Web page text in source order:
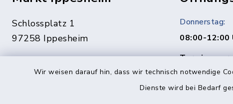
Wir weisen darauf hin, dass wir technisch notwendige
Dienste wird bei Bedarf
Schlossplatz 1
97258 Ippesheim
09339 1444
09339 1561
Donnerstag:
08:00-12:00
Termine
In